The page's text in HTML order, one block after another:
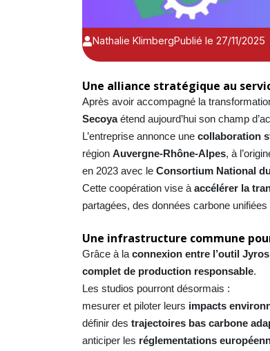
Nathalie KlimbergPublié le 27/11/2025
Une alliance stratégique au
Après avoir accompagné la
Secoyaétend aujourd’hui son champ
L’entreprise annonce unecollaboration
régionAuvergne-Rhône-Alpes, à
en 2023 avec leConsortium National
Cette coopération vise àaccélérer la
partagées, des données carbone
Une infrastructure commune
Grâce à laconnexion entre l’outil
complet de production responsable.
Les studios pourront désormais :
mesurer et piloter leurs impacts
définir destrajectoires bas carbone
anticiper les réglementations